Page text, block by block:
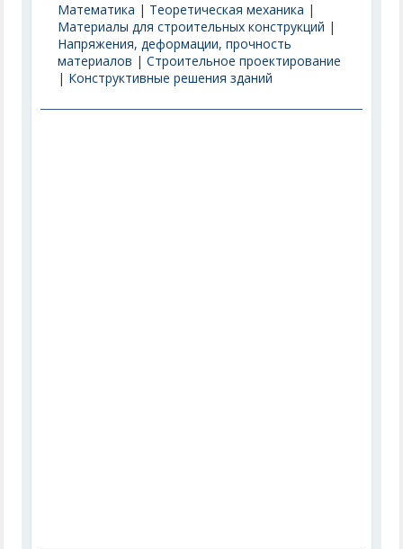
Математика | Теоретическая механика |
Материалы для строительных конструкций |
Напряжения, деформации, прочность
материалов |Строительное проектирование
| Конструктивные решения зданий